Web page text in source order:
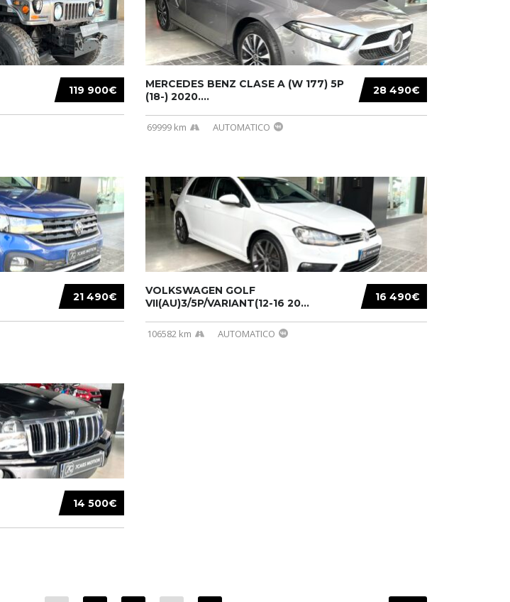
119 900€ 28 490€
MERCEDES BENZ CLASE A (W 177) 5P
(18-) 2020....
69999 km AUTOMATICO
21 490€ 16 490€
VOLKSWAGEN GOLF
VII(AU)3/5P/VARIANT(12-16 20...
106582 km AUTOMATICO
14 500€